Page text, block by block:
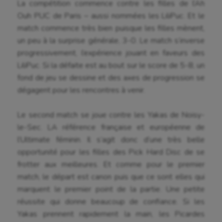
La compétition commence contre les filles de l’Ah
Ouh PUC de Paris – aussi nommées les LiliPuc. Et le
match commence très bien puisque les filles mènent,
un peu à la surprise générale, 3-0. Le match s’inverse
progressivement, l’expérience jouant en faveurs des
LiliPuc. Si la défaite est au bout sur le score de 5-8, un
fond de jeu se dessine et des axes de progression se
dégagent pour les rencontres à venir.
Le second match se joue contre les Yakas de Noisy-
le-Sec. LA référence française et européenne de
l’Ultimate féminin. Il s’agit donc d’une très belle
opportunité pour les filles des Pick Hard Disc de se
frotter aux meilleures. Et comme pour le premier
match, le départ est canon puis que ce sont elles qui
marquent le premier point de la partie. Une petite
réussite qui donne beaucoup de confiance. Si les
Yakas prennent rapidement la main, les Picardes